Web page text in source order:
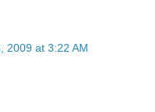
2009 at 3:22 AM